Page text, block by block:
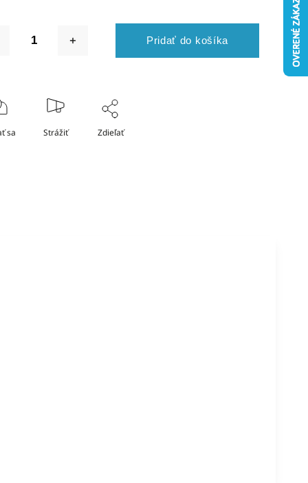
Pridať do košíka
sa Strážiť Zdieľať